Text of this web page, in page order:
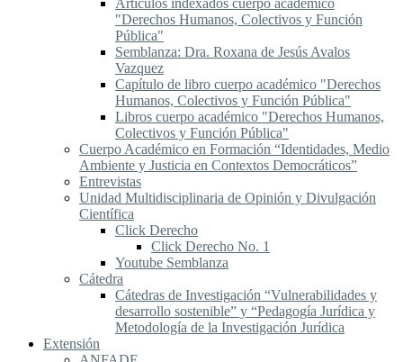
Artículos indexados cuerpo académico
"Derechos Humanos, Colectivos y Función
Pública"
Semblanza: Dra. Roxana de Jesús Avalos
Vazquez
Capítulo de libro cuerpo académico "Derechos
Humanos, Colectivos y Función Pública"
Libros cuerpo académico "Derechos Humanos,
Colectivos y Función Pública"
Cuerpo Académico en Formación “Identidades, Medio
Ambiente y Justicia en Contextos Democráticos”
Entrevistas
Unidad Multidisciplinaria de Opinión y Divulgación
Científica
Click Derecho
Click Derecho No. 1
Youtube Semblanza
Cátedra
Cátedras de Investigación “Vulnerabilidades y
desarrollo sostenible” y “Pedagogía Jurídica y
Metodología de la Investigación Jurídica
Extensión